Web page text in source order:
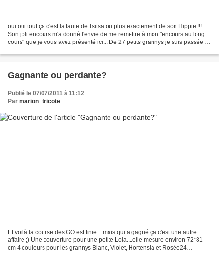
oui oui tout ça c'est la faute de Tsitsa ou plus exactement de son Hippie!!!!
Son joli encours m'a donné l'envie de me remettre à mon "encours au long
cours" que je vous avez présenté ici... De 27 petits grannys je suis passée à
Gagnante ou perdante?
Publié le 07/07/2011 à 11:12
Par marion_tricote
Et voilà la course des GO est finie....mais qui a gagné ça c'est une autre
affaire ;) Une couverture pour une petite Lola....elle mesure environ 72*81
cm 4 couleurs pour les grannys Blanc, Violet, Hortensia et Rosée24